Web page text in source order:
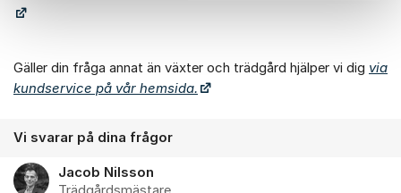
Gäller din fråga annat än växter och trädgård hjälper vi dig via
kundservice på vår hemsida.
Vi svarar på dina frågor
Jacob Nilsson